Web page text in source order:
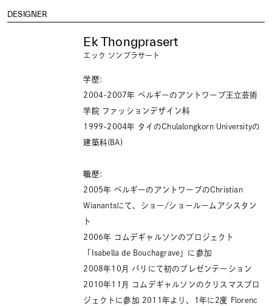
DESIGNER
Ek Thongprasert
エック ソンプラサート
学歴:
2004-2007年 ベルギーのアントワープ王立芸術
学院 ファッションデザイン科
1999-2004年 タイのChulalongkorn Universityの
建築科(BA)
職歴:
2005年 ベルギーのアントワープのChristian
Wianantsにて、ショー/ショールームアシスタン
ト
2006年 コムデギャルソンのプロジェクト
「Isabella de Bouchagrave」に参加
2008年10月 パリにて初のプレゼンテーション
2010年11月 コムデギャルソンのクリスマスプロ
ジェクトに参加 2011年より、1年に2度 Florenc